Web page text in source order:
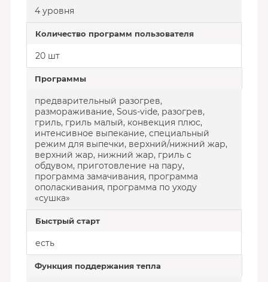
4 уровня
Количество программ пользователя
20 шт
Программы
предварительный разогрев,
размораживание, Sous-vide, разогрев,
гриль, гриль малый, конвекция плюс,
интенсивное выпекание, специальный
режим для выпечки, верхний/нижний жар,
верхний жар, нижний жар, гриль с
обдувом, приготовление на пару,
программа замачивания, программа
ополаскивания, программа по уходу
«сушка»
Быстрый старт
есть
Функция поддержания тепла